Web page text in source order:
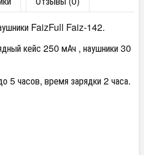
FaizFull Faiz-142.
кейс 250 мАч , наушники 30
5 часов, время зарядки 2 часа.